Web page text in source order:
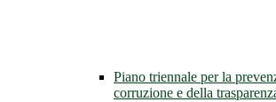
Piano triennale per la
corruzione e della